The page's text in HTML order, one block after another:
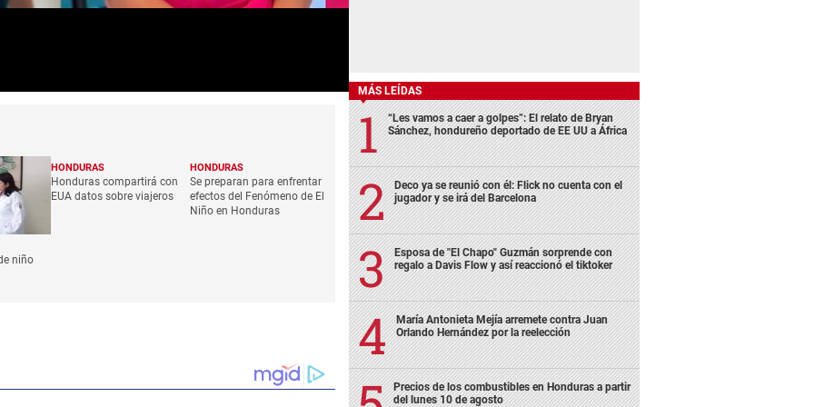
MÁS LEÍDAS
“Les vamos a caer a golpes”: El relato de Bryan
Sánchez, hondureño deportado de EE UU a África
Deco ya se reunió con él: Flick no cuenta con el
jugador y se irá del Barcelona
Esposa de "El Chapo" Guzmán sorprende con
regalo a Davis Flow y así reaccionó el tiktoker
María Antonieta Mejía arremete contra Juan
Orlando Hernández por la reelección
Precios de los combustibles en Honduras a partir
del lunes 10 de agosto